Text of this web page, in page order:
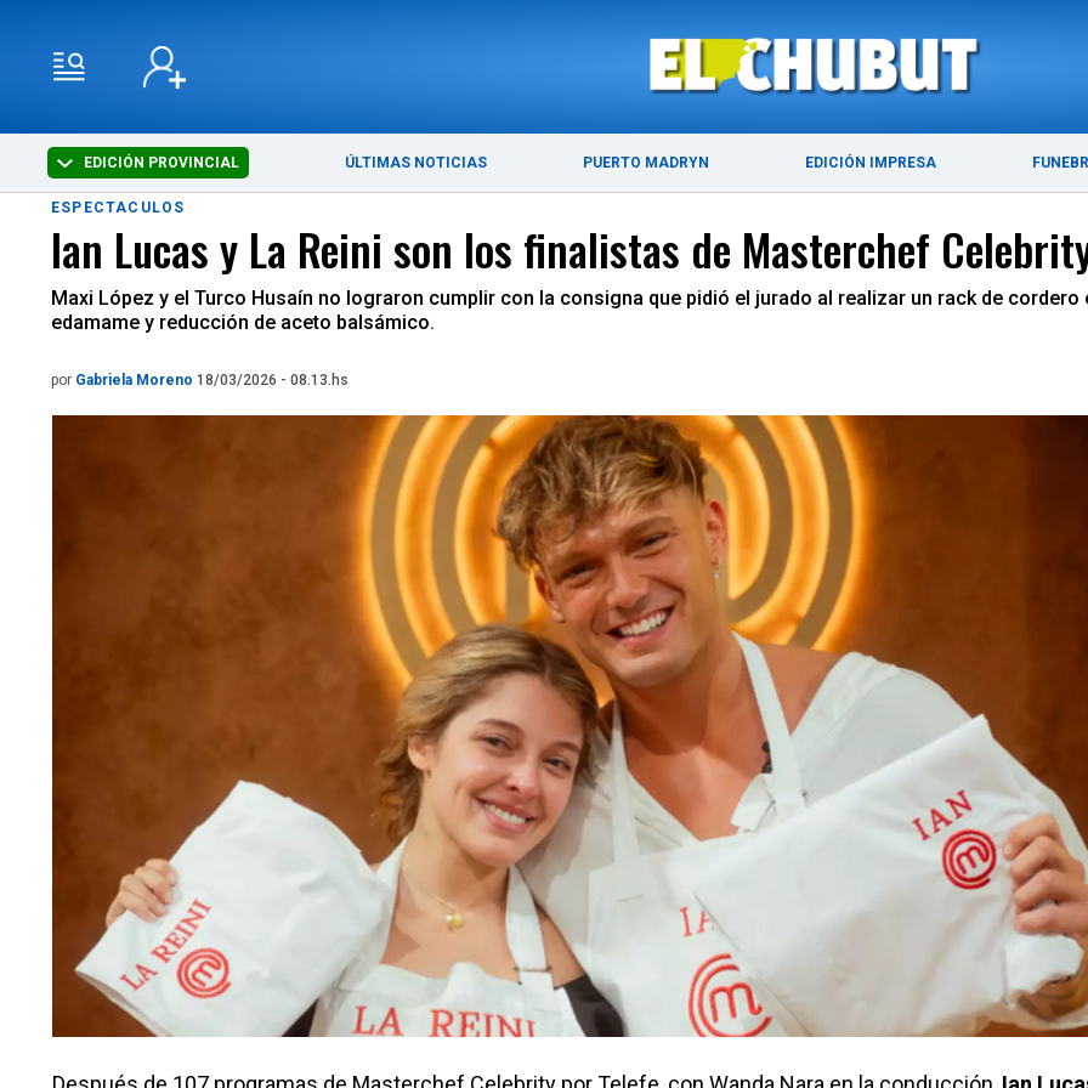
EDICIÓN PROVINCIAL ÚLTIMAS NOTICIAS PUERTO MADRYN EDICIÓN IMPRESA
ÚLTIMAS NOTICIAS PUERTO MADRYN
ESPECTACULOS
Ian Lucas y La Reini son los finalistas de Masterchef
Maxi López y el Turco Husaín no lograron cumplir con la consigna que pidió el jurado al realizar un rack de
edamame y reducción de aceto balsámico.
por Gabriela Moreno 18/03/2026 - 08.13.hs